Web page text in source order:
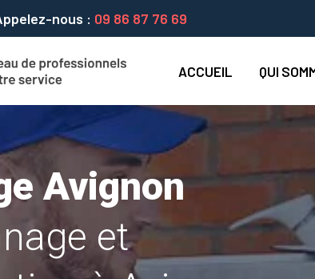
nous : 09 86 87 76 69
ACCUEIL QUI
Avignon
et